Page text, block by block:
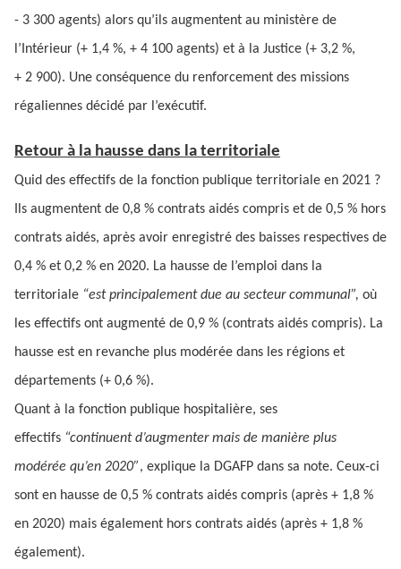
- 3 300 agents) alors qu’ils augmentent au ministère de
l’Intérieur (+ 1,4 %, + 4 100 agents) et à la Justice (+ 3,2 %,
+ 2 900). Une conséquence du renforcement des missions
régaliennes décidé par l’exécutif.
Retour à la hausse dans la territoriale
Quid des effectifs de la fonction publique territoriale en 2021 ?
Ils augmentent de 0,8 % contrats aidés compris et de 0,5 % hors
contrats aidés, après avoir enregistré des baisses respectives de
0,4 % et 0,2 % en 2020. La hausse de l’emploi dans la
territoriale “est principalement due au secteur communal”, où
les effectifs ont augmenté de 0,9 % (contrats aidés compris). La
hausse est en revanche plus modérée dans les régions et
départements (+ 0,6 %).
Quant à la fonction publique hospitalière, ses
effectifs “continuent d’augmenter mais de manière plus
modérée qu’en 2020”, explique la DGAFP dans sa note. Ceux-ci
sont en hausse de 0,5 % contrats aidés compris (après + 1,8 %
en 2020) mais également hors contrats aidés (après + 1,8 %
également).